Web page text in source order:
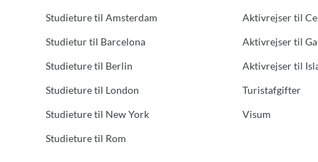
Studieture til Amsterdam
Studietur til Barcelona
Studieture til Berlin
Studieture til London
Studieture til New York
Studieture til Rom
Aktivrejser til
Aktivrejser til
Aktivrejser til
Turistafgifter
Visum